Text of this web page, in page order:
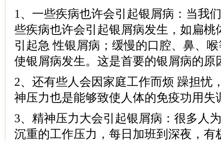
1、一些疾病也许会引起银屑病：当我
些疾病也许会引起银屑病发生，如扁桃
引起急 性银屑病；缓慢的口腔、鼻、
使银屑病发生。这是首要的银屑病的原
2、还有些人会因家庭工作而烦 躁担忧
神压力也是能够致使人体的免疫功用失
3、精神压力大会引起银屑病：很多人
沉重的工作压力，每日加班到深夜，有